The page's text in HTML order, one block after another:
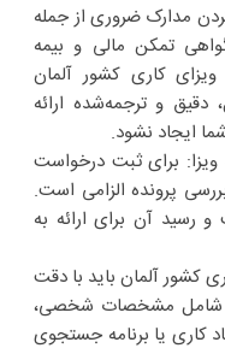
مدارک ضروری از جمله
تمکن مالی و بیمه
کاری کشور آلمان
و ترجمه‌شده ارائه
ایجاد نشود.
ویزا: برای ثبت درخواست
پرونده الزامی است.
رسید آن برای ارائه به
کشور آلمان باید با دقت
شامل مشخصات شخصی،
کاری یا برنامه جستجوی